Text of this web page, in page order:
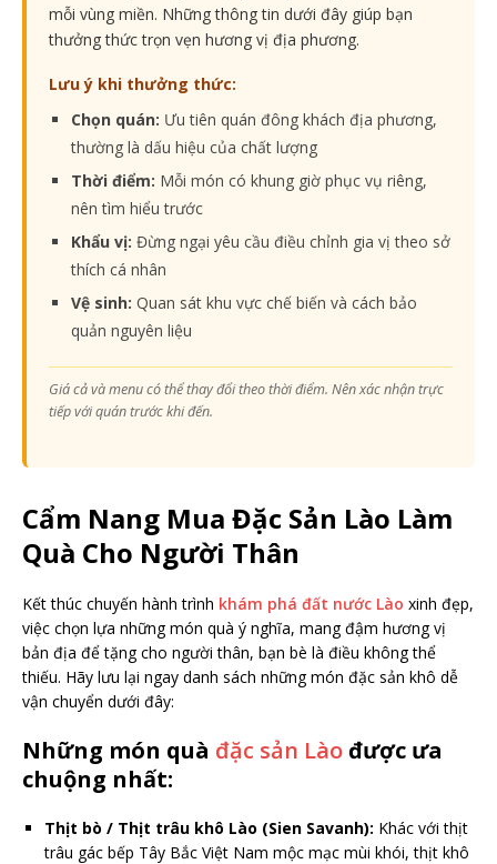
mỗi vùng miền. Những thông tin dưới đây giúp bạn
thưởng thức trọn vẹn hương vị địa phương.
Lưu ý khi thưởng thức:
Chọn quán: Ưu tiên quán đông khách địa phương,
thường là dấu hiệu của chất lượng
Thời điểm: Mỗi món có khung giờ phục vụ riêng,
nên tìm hiểu trước
Khẩu vị: Đừng ngại yêu cầu điều chỉnh gia vị theo sở
thích cá nhân
Vệ sinh: Quan sát khu vực chế biến và cách bảo
quản nguyên liệu
Giá cả và menu có thể thay đổi theo thời điểm. Nên xác nhận trực
tiếp với quán trước khi đến.
Cẩm Nang Mua Đặc Sản Lào Làm
Quà Cho Người Thân
Kết thúc chuyến hành trình khám phá đất nước Lào xinh đẹp,
việc chọn lựa những món quà ý nghĩa, mang đậm hương vị
bản địa để tặng cho người thân, bạn bè là điều không thể
thiếu. Hãy lưu lại ngay danh sách những món đặc sản khô dễ
vận chuyển dưới đây:
Những món quà đặc sản Lào được ưa
chuộng nhất:
Thịt bò / Thịt trâu khô Lào (Sien Savanh): Khác với thịt
trâu gác bếp Tây Bắc Việt Nam mộc mạc mùi khói, thịt khô